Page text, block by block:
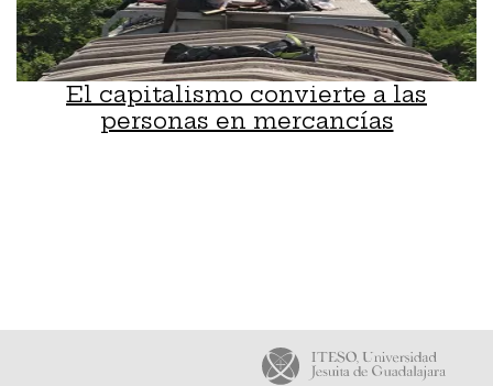
El capitalismo convierte a las
personas en mercancías